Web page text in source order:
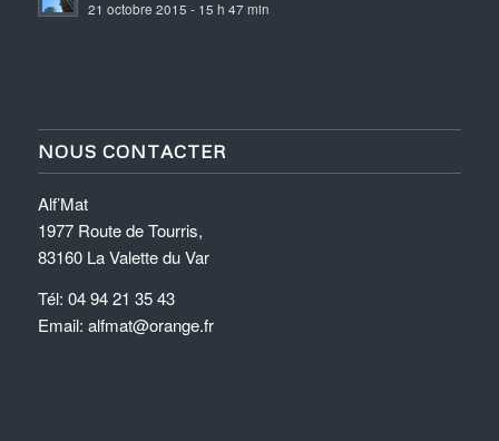
21 octobre 2015 - 15 h 47 min
NOUS CONTACTER
Alf’Mat
1977 Route de Tourris,
83160 La Valette du Var
Tél: 04 94 21 35 43
Email: alfmat@orange.fr